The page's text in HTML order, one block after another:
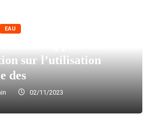
EAU
sur l’utilisation
des
02/11/2023